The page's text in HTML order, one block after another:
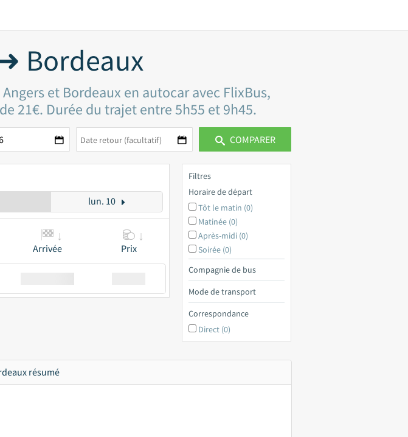
Bordeaux
et Bordeaux en autocar avec FlixBus,
21€. Durée du trajet entre 5h55 et 9h45.
COMPARER
lun. 10
Arrivée Prix
Filtres
Horaire de départ
Tôt le matin (0)
Matinée (0)
Après-midi (0)
Soirée (0)
Compagnie de bus
Mode de transport
Correspondance
Direct (0)
résumé